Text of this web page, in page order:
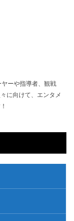
ーや指導者、観戦
に向けて、エンタメ